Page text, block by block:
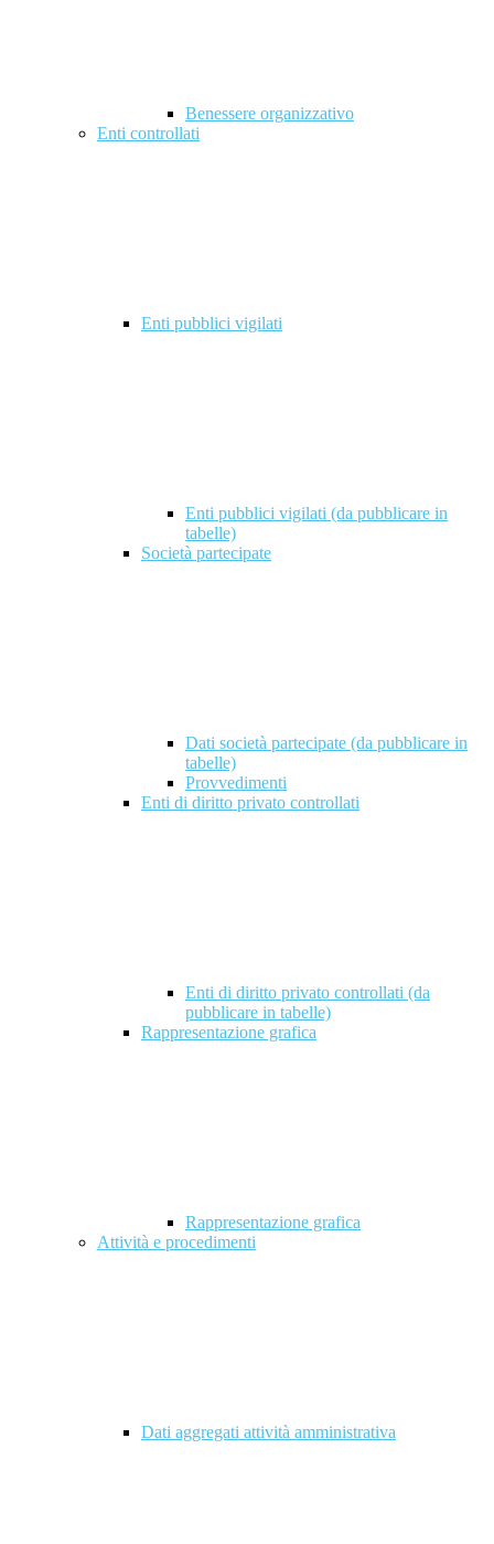
Benessere organizzativo
Enti controllati
Enti pubblici vigilati
Enti pubblici vigilati (da pubblicare in
tabelle)
Società partecipate
Dati società partecipate (da pubblicare in
tabelle)
Provvedimenti
Enti di diritto privato controllati
Enti di diritto privato controllati (da
pubblicare in tabelle)
Rappresentazione grafica
Rappresentazione grafica
Attività e procedimenti
Dati aggregati attività amministrativa